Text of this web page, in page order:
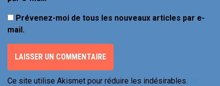
Prévenez-moi de tous les nouveaux articles par e-
mail.
Ce site utilise Akismet pour réduire les indésirables.